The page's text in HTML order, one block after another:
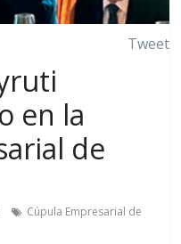
Tweet
en la
de
Cúpula Empresarial de